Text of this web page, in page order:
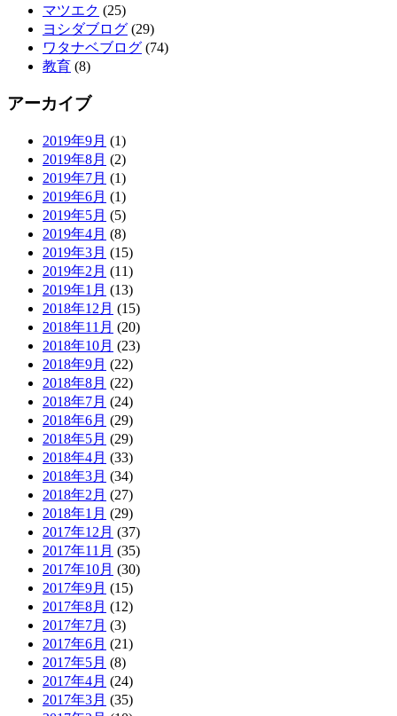
マツエク (25)
ヨシダブログ (29)
ワタナベブログ (74)
教育 (8)
アーカイブ
2019年9月 (1)
2019年8月 (2)
2019年7月 (1)
2019年6月 (1)
2019年5月 (5)
2019年4月 (8)
2019年3月 (15)
2019年2月 (11)
2019年1月 (13)
2018年12月 (15)
2018年11月 (20)
2018年10月 (23)
2018年9月 (22)
2018年8月 (22)
2018年7月 (24)
2018年6月 (29)
2018年5月 (29)
2018年4月 (33)
2018年3月 (34)
2018年2月 (27)
2018年1月 (29)
2017年12月 (37)
2017年11月 (35)
2017年10月 (30)
2017年9月 (15)
2017年8月 (12)
2017年7月 (3)
2017年6月 (21)
2017年5月 (8)
2017年4月 (24)
2017年3月 (35)